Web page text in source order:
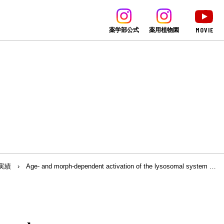
薬学部公式 薬用植物園 MOVIE
績 › Age- and morph-dependent activation of the lysosomal system …